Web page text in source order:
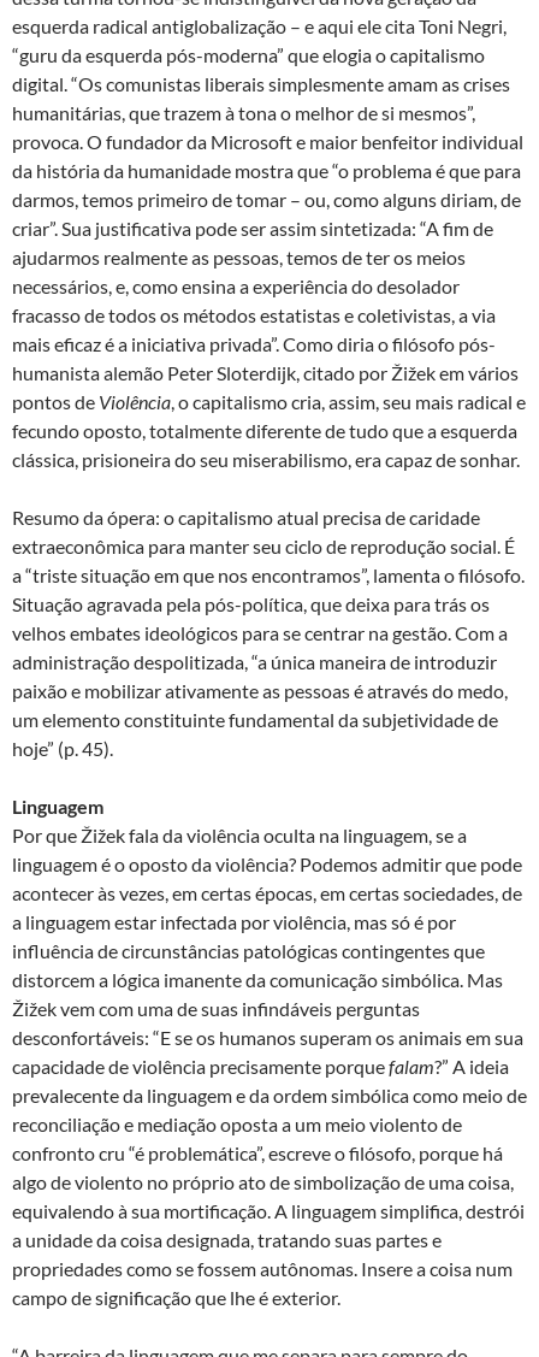
esquerda radical antiglobalização – e aqui ele cita Toni Negri,
“guru da esquerda pós-moderna” que elogia o capitalismo
digital. “Os comunistas liberais simplesmente amam as crises
humanitárias, que trazem à tona o melhor de si mesmos”,
provoca. O fundador da Microsoft e maior benfeitor individual
da história da humanidade mostra que “o problema é que para
darmos, temos primeiro de tomar – ou, como alguns diriam, de
criar”. Sua justificativa pode ser assim sintetizada: “A fim de
ajudarmos realmente as pessoas, temos de ter os meios
necessários, e, como ensina a experiência do desolador
fracasso de todos os métodos estatistas e coletivistas, a via
mais eficaz é a iniciativa privada”. Como diria o filósofo pós-
humanista alemão Peter Sloterdijk, citado por Žižek em vários
pontos de Violência, o capitalismo cria, assim, seu mais radical e
fecundo oposto, totalmente diferente de tudo que a esquerda
clássica, prisioneira do seu miserabilismo, era capaz de sonhar.
Resumo da ópera: o capitalismo atual precisa de caridade
extraeconômica para manter seu ciclo de reprodução social. É
a “triste situação em que nos encontramos”, lamenta o filósofo.
Situação agravada pela pós-política, que deixa para trás os
velhos embates ideológicos para se centrar na gestão. Com a
administração despolitizada, “a única maneira de introduzir
paixão e mobilizar ativamente as pessoas é através do medo,
um elemento constituinte fundamental da subjetividade de
hoje” (p. 45).
Linguagem
Por que Žižek fala da violência oculta na linguagem, se a
linguagem é o oposto da violência? Podemos admitir que pode
acontecer às vezes, em certas épocas, em certas sociedades, de
a linguagem estar infectada por violência, mas só é por
influência de circunstâncias patológicas contingentes que
distorcem a lógica imanente da comunicação simbólica. Mas
Žižek vem com uma de suas infindáveis perguntas
desconfortáveis: “E se os humanos superam os animais em sua
capacidade de violência precisamente porquefalam?” A ideia
prevalecente da linguagem e da ordem simbólica como meio de
reconciliação e mediação oposta a um meio violento de
confronto cru “é problemática”, escreve o filósofo, porque há
algo de violento no próprio ato de simbolização de uma coisa,
equivalendo à sua mortificação. A linguagem simplifica, destrói
a unidade da coisa designada, tratando suas partes e
propriedades como se fossem autônomas. Insere a coisa num
campo de significação que lhe é exterior.